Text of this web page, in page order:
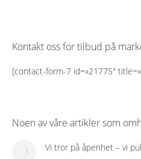
Kontakt oss for tilbud på
[contact-form-7 id=»21775″
Noen av våre artikler som
Vi tror på åpenhet – vi